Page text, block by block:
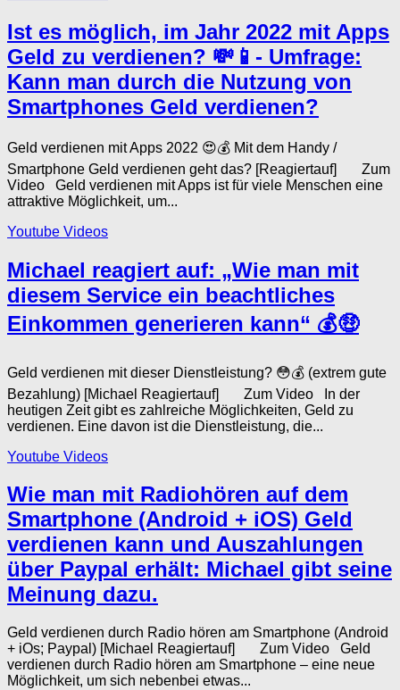
Ist es möglich, im Jahr 2022 mit Apps
Geld zu verdienen? 💸📱- Umfrage:
Kann man durch die Nutzung von
Smartphones Geld verdienen?
Geld verdienen mit Apps 2022 😍💰 Mit dem Handy /
Smartphone Geld verdienen geht das? [Reagiertauf] Zum
Video Geld verdienen mit Apps ist für viele Menschen eine
attraktive Möglichkeit, um...
Youtube Videos
Michael reagiert auf: „Wie man mit
diesem Service ein beachtliches
Einkommen generieren kann“ 💰🤑
Geld verdienen mit dieser Dienstleistung? 😳💰 (extrem gute
Bezahlung) [Michael Reagiertauf] Zum Video In der
heutigen Zeit gibt es zahlreiche Möglichkeiten, Geld zu
verdienen. Eine davon ist die Dienstleistung, die...
Youtube Videos
Wie man mit Radiohören auf dem
Smartphone (Android + iOS) Geld
verdienen kann und Auszahlungen
über Paypal erhält: Michael gibt seine
Meinung dazu.
Geld verdienen durch Radio hören am Smartphone (Android
+ iOs; Paypal) [Michael Reagiertauf] Zum Video Geld
verdienen durch Radio hören am Smartphone – eine neue
Möglichkeit, um sich nebenbei etwas...